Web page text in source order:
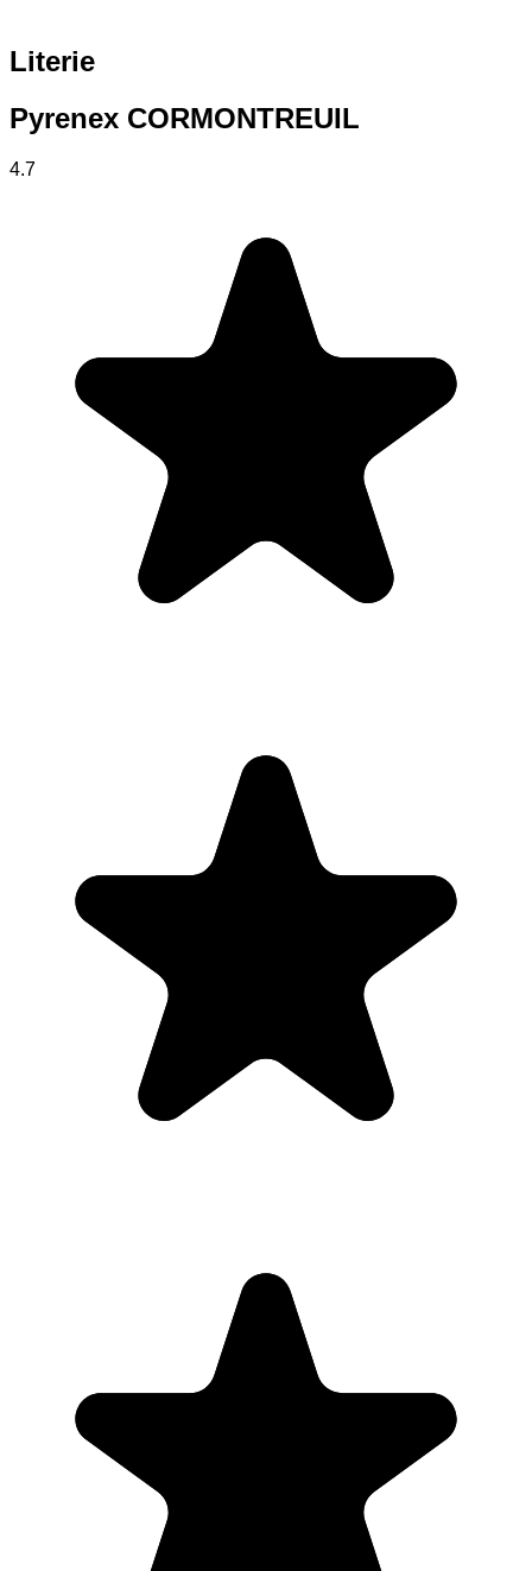
Literie
Pyrenex CORMONTREUIL
4.7